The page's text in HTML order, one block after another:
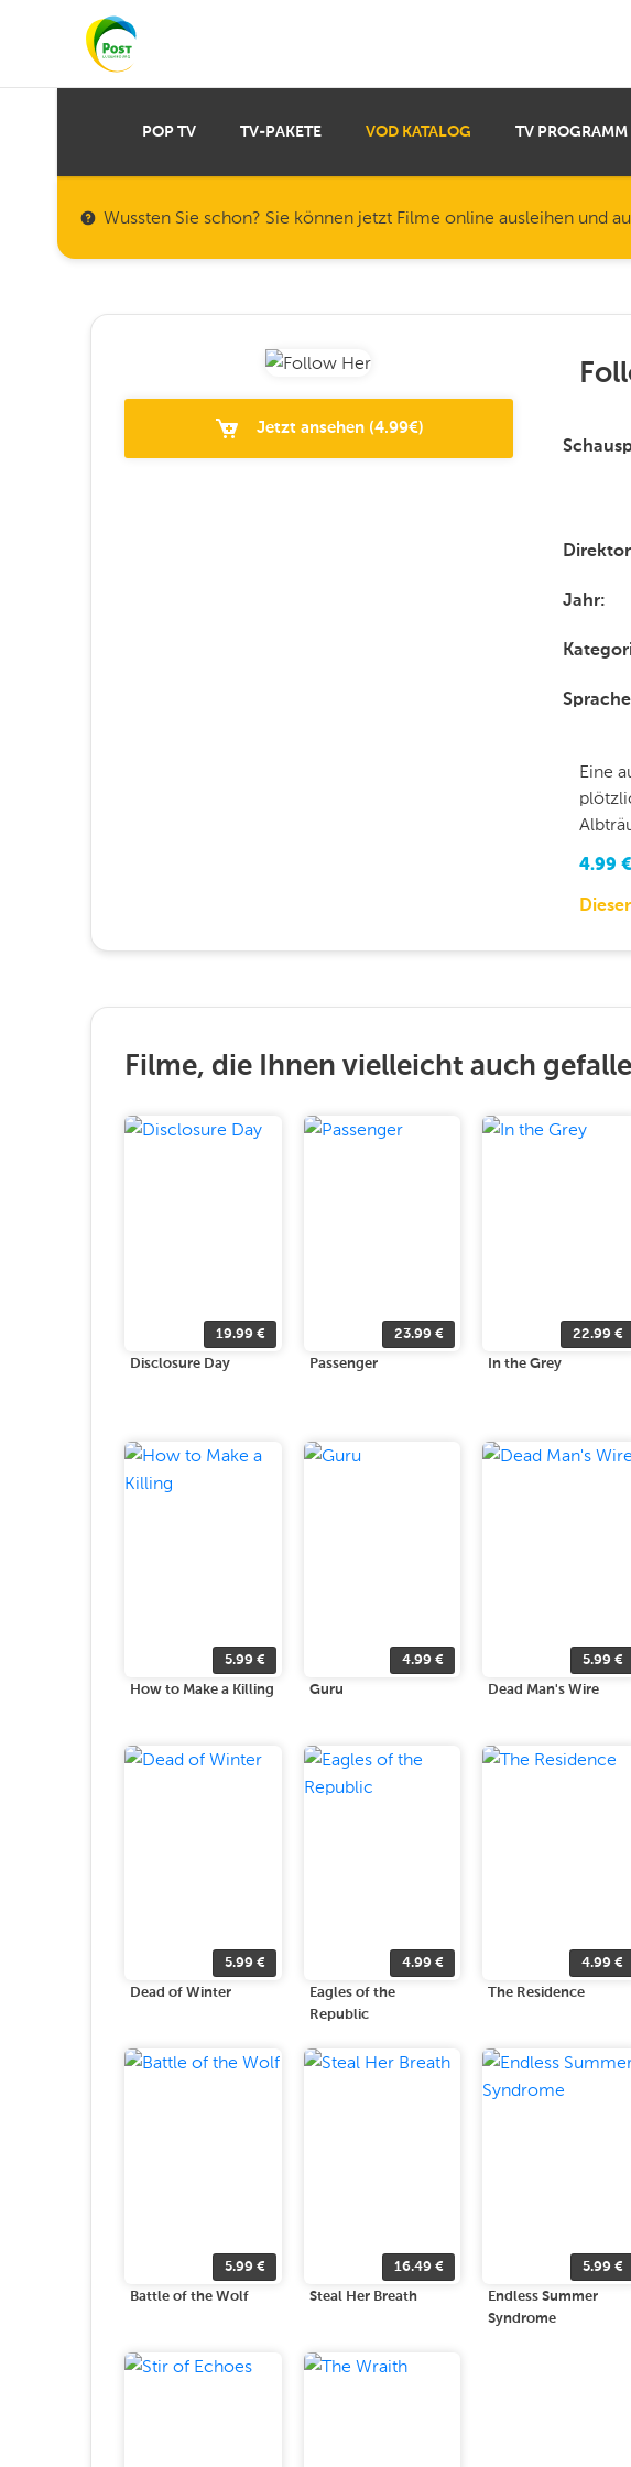
POP TV TV-PAKETE VOD KATALOG TV PROGRAMM
Wussten Sie schon? Sie können jetzt Filme online ausleihen und
Jetzt ansehen(4.99€)
Direktor
Jahr
Sprache
Eine
4.99 €
Filme, die Ihnen vielleicht auch
19.99€
Disclosure Day
23.99 €
Passenger
22.99€
In the Grey
5.99€
How to Make a Killing
4.99 €
Guru
5.99€
Dead Man's Wire
5.99€
Dead of Winter
4.99 €
Eagles of the
Republic
4.99€
The Residence
5.99€
Battle of the Wolf
16.49 €
Steal Her Breath
5.99€
Endless Summer
Syndrome